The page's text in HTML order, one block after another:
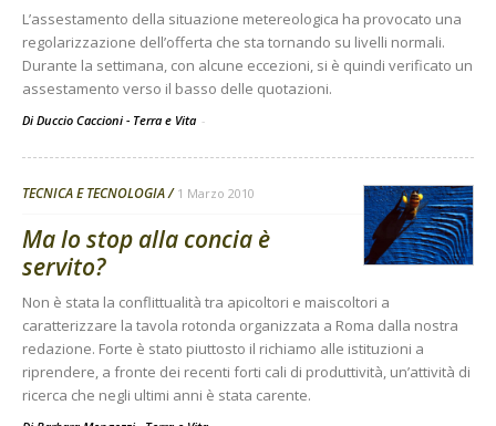
L’assestamento della situazione metereologica ha provocato una
regolarizzazione dell’offerta che sta tornando su livelli normali.
Durante la settimana, con alcune eccezioni, si è quindi verificato un
assestamento verso il basso delle quotazioni.
Di Duccio Caccioni - Terra e Vita -
TECNICA E TECNOLOGIA 1 Marzo 2010
Ma lo stop alla concia è
servito?
Non è stata la conflittualità tra apicoltori e maiscoltori a
caratterizzare la tavola rotonda organizzata a Roma dalla nostra
redazione. Forte è stato piuttosto il richiamo alle istituzioni a
riprendere, a fronte dei recenti forti cali di produttività, un’attività di
ricerca che negli ultimi anni è stata carente.